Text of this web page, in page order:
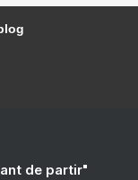
de partir"